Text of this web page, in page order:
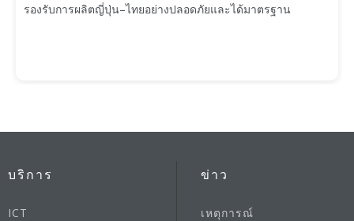
รองรับการผลิตญี่ปุ่น–ไทยอย่างปลอดภัยและได้มาตรฐาน
บริการ
ICT
ข่าว
เหตุการณ์